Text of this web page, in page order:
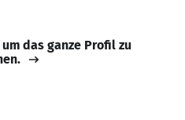
das ganze Profil zu